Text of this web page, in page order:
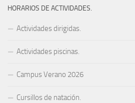
HORARIOS DE ACTIVIDADES.
Actividades dirigidas.
Actividades piscinas.
Campus Verano 2026
Cursillos de natación.